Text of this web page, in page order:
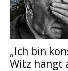
„Ich bin
Witz hängt